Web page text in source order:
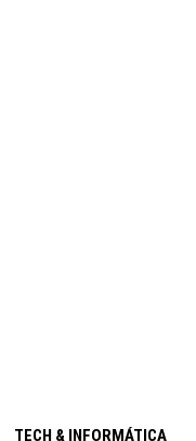
TECH & INFORMÁTICA